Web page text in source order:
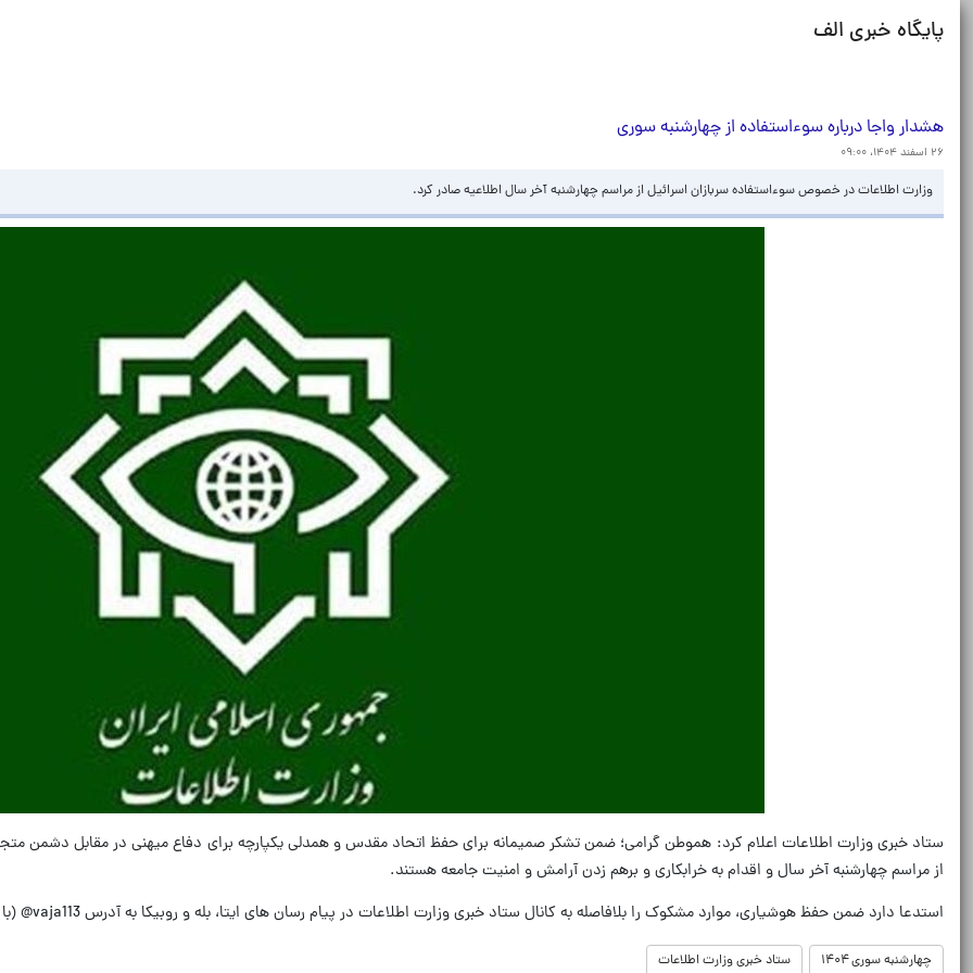
پایگاه خبری الف
هشدار واجا درباره سوءاستفاده از چهارشنبه سوری
۲۶ اسفند ۱۴۰۴، ۰۹:۰۰
وزارت اطلاعات در خصوص سوءاستفاده سربازان اسرائیل از مراسم چهارشنبه آخر سال اطلاعیه صادر کرد.
ستاد خبری وزارت اطلاعات اعلام کرد: هموطن گرامی؛ ضمن تشکر صمیمانه برای حفظ اتحاد مقدس و همدلی یکپارچه برای دفاع میهنی در مقابل دشمن
از مراسم چهارشنبه آخر سال و اقدام به خرابکاری و برهم زدن آرامش و امنیت جامعه هستند.
استدعا دارد ضمن حفظ هوشیاری، موارد مشکوک را بلافاصله به کانال ستاد خبری وزارت اطلاعات در پیام رسان های ایتا، بله و روبیکا به آدرس vaja113@ (با تیک آبی) یا شماره های 110 و 114 گزارش فرمایید.
چهارشنبه سوری ۱۴۰۴ ستاد خبری وزارت اطلاعات